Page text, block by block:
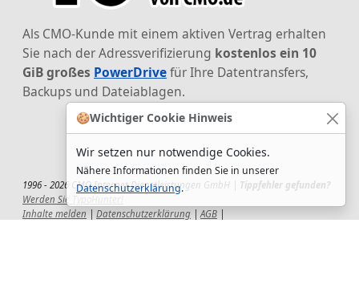
🍪Wichtiger Cookie Hinweis
Wir setzen nur notwendige Cookies.
Nähere Informationen finden Sie in unserer
Datenschutzerklärung.
Als CMO-Kunde mit einem aktiven Vertrag erhalten
Sie nach der Adressverifizierung kostenlos ein 10
GiB großes PowerDrivefür Ihre Datentransfers,
Backups und Dateiablagen.
1996 - 2026 CMO Internet Dienstleistungen GmbH | Tippfehler gefunden?
Werden Sie TypoHunter!
Inhalte melden
Datenschutzerklärung AGB